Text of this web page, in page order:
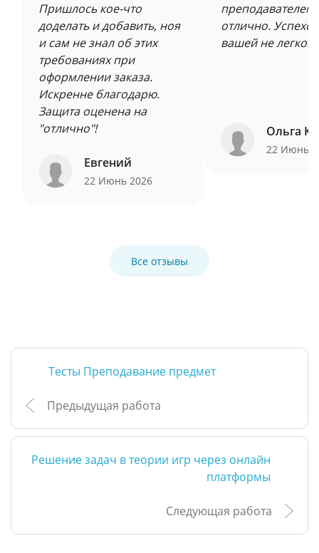
Пришлось кое-что
доделать и добавить, ноя
и сам не знал об этих
требованиях при
оформлении заказа.
Искренне благодарю.
Защита оценена на
"отлично"!
Евгений
22 Июнь 2026
преподавателем
отлично.
вашей не легкой
Ольга
22 Июнь
Все отзывы
Тесты Преподавание предмет
Предыдущая работа
Решение задач в теории игр через онлайн
платформы
Следующая работа